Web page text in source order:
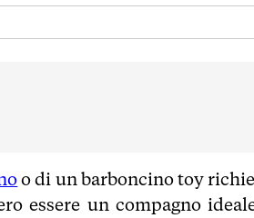
o di un barboncino toy
essere un compagno